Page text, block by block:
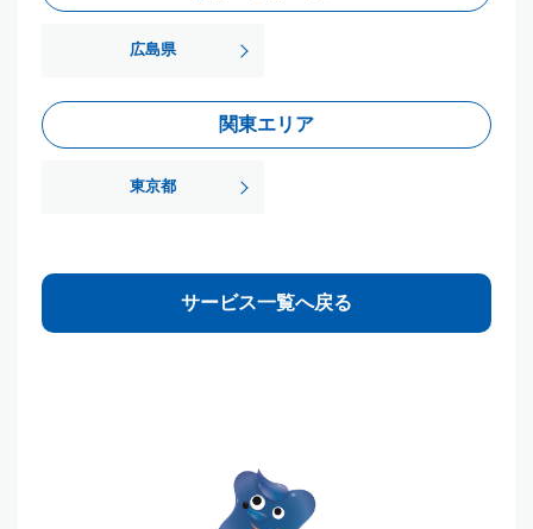
広島県
関東エリア
東京都
サービス一覧へ戻る